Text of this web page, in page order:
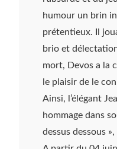
humour un brin
prétentieux. Il
brio et
mort, Devos a la
le plaisir de le
Ainsi, l’élégant
hommage dans
dessus dessous